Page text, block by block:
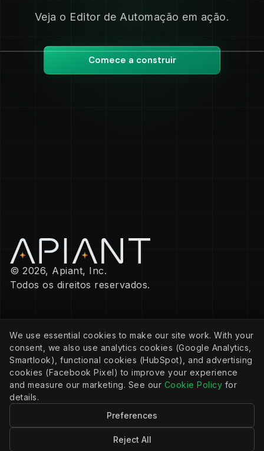
Veja o Editor de Automação em ação.
Comece a construir
© 2026, Apiant, Inc.
Todos os direitos reservados.
Política de privacidade
Política de cookies
Configurações de cookies
Termos de serviço
RECURSOS
Documentação
We use essential cookies to make our site work. With your
consent, we also use analytics cookies (Google Analytics,
Smartlook), functional cookies (HubSpot), and advertising
cookies (Facebook Pixel) to improve your experience
and measure our marketing. See our Cookie Policy for
details.
Preferences
Reject All